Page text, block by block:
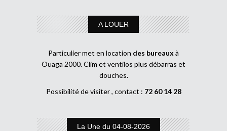
A LOUER
Particulier met en location des bureaux à
Ouaga 2000. Clim et ventilos plus débarras et
douches.
Possibilité de visiter , contact : 72 60 14 28
La Une du 04-08-2026